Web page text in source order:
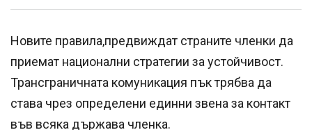
Новите правила,предвиждат страните членки да
приемат национални стратегии за устойчивост.
Трансграничната комуникация пък трябва да
става чрез определени единни звена за контакт
във всяка държава членка.